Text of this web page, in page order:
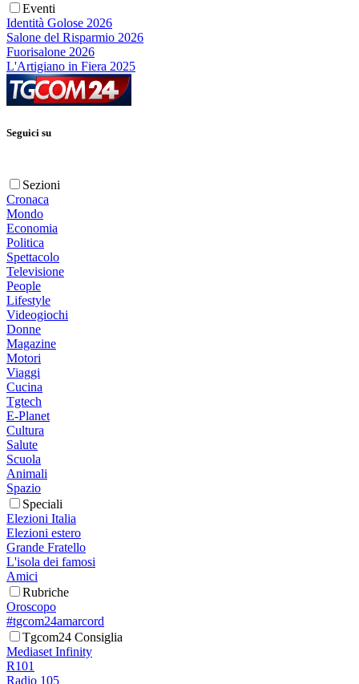
Eventi
Identità Golose 2026
Salone del Risparmio 2026
Fuorisalone 2026
L'Artigiano in Fiera 2025
Seguici su
Sezioni
Cronaca
Mondo
Economia
Politica
Spettacolo
Televisione
People
Lifestyle
Videogiochi
Donne
Magazine
Motori
Viaggi
Cucina
Tgtech
E-Planet
Cultura
Salute
Scuola
Animali
Spazio
Speciali
Elezioni Italia
Elezioni estero
Grande Fratello
L'isola dei famosi
Amici
Rubriche
Oroscopo
#tgcom24amarcord
Tgcom24 Consiglia
Mediaset Infinity
R101
Radio 105